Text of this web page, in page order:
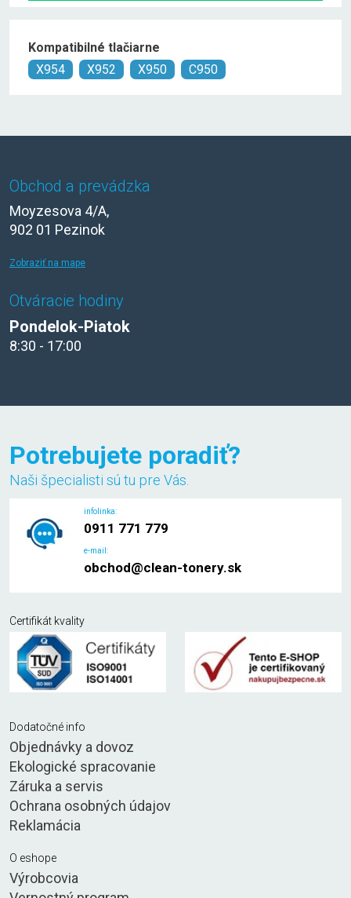
Kompatibilné tlačiarne
X954
X952 X950 C950
Obchod a prevádzka
Moyzesova 4/A,
902 01 Pezinok
Zobraziť na mape
Otváracie hodiny
Pondelok-Piatok
8:30 - 17:00
Potrebujete poradiť?
Naši špecialisti sú tu pre Vás.
infolinka:
0911 771 779
e-mail:
obchod@clean-tonery.sk
Certifikát kvality
Dodatočné info
Objednávky a dovoz
Ekologické spracovanie
Záruka a servis
Ochrana osobných údajov
Reklamácia
O eshope
Výrobcovia